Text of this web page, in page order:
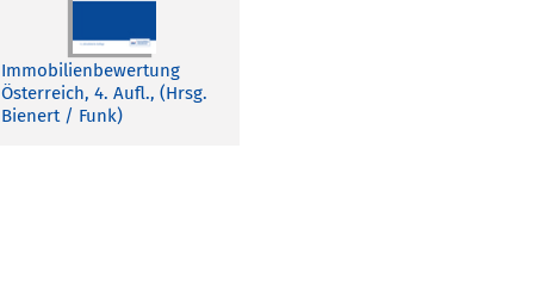
Immobilienbewertung
Österreich, 4. Aufl., (Hrsg.
Bienert / Funk)